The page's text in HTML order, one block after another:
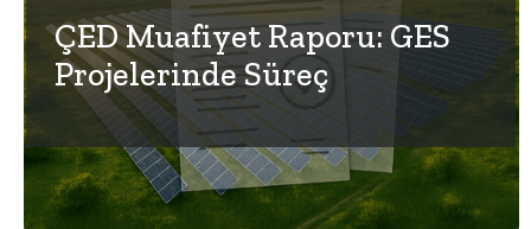
ÇED Muafiyet Raporu: GES
Projelerinde Süreç